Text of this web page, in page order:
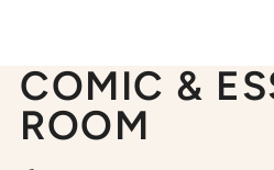
COMIC &
ROOM